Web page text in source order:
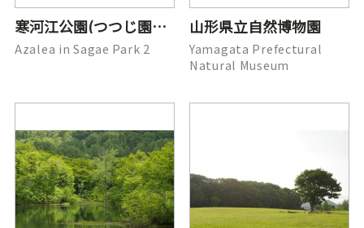
寒河江公園(つつじ園遠景)
Azalea in Sagae Park 2
山形県立自然博物園
Yamagata Prefectural
Natural Museum